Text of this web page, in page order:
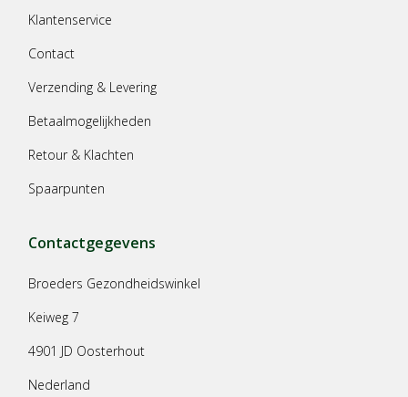
Klantenservice
Contact
Verzending & Levering
Betaalmogelijkheden
Retour & Klachten
Spaarpunten
Contactgegevens
Broeders Gezondheidswinkel
Keiweg 7
4901 JD Oosterhout
Nederland